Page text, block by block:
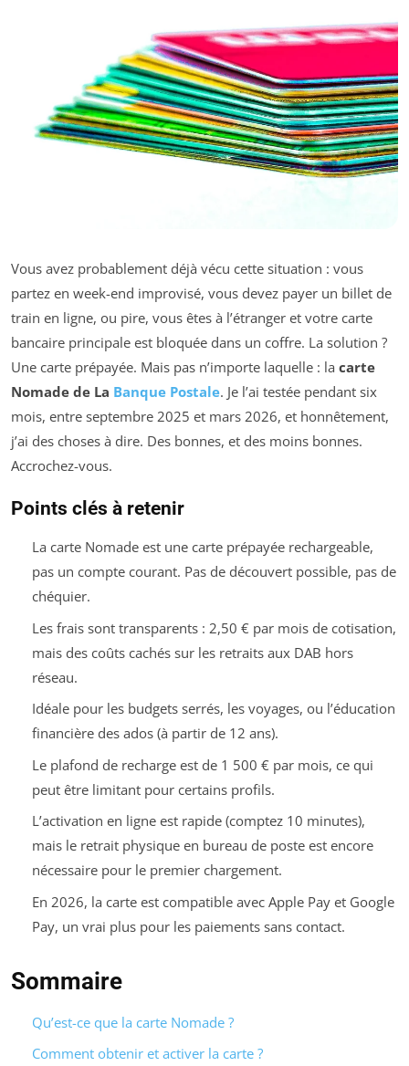
Vous avez probablement déjà vécu cette situation : vous
partez en week-end improvisé, vous devez payer un billet de
train en ligne, ou pire, vous êtes à l’étranger et votre carte
bancaire principale est bloquée dans un coffre. La solution ?
Une carte prépayée. Mais pas n’importe laquelle : la carte
Nomade de La Banque Postale. Je l’ai testée pendant six
mois, entre septembre 2025 et mars 2026, et honnêtement,
j’ai des choses à dire. Des bonnes, et des moins bonnes.
Accrochez-vous.
Points clés à retenir
La carte Nomade est une carte prépayée rechargeable,
pas un compte courant. Pas de découvert possible, pas de
chéquier.
Les frais sont transparents : 2,50 € par mois de cotisation,
mais des coûts cachés sur les retraits aux DAB hors
réseau.
Idéale pour les budgets serrés, les voyages, ou l’éducation
financière des ados (à partir de 12 ans).
Le plafond de recharge est de 1 500 € par mois, ce qui
peut être limitant pour certains profils.
L’activation en ligne est rapide (comptez 10 minutes),
mais le retrait physique en bureau de poste est encore
nécessaire pour le premier chargement.
En 2026, la carte est compatible avec Apple Pay et Google
Pay, un vrai plus pour les paiements sans contact.
Sommaire
Qu’est-ce que la carte Nomade ?
Comment obtenir et activer la carte ?